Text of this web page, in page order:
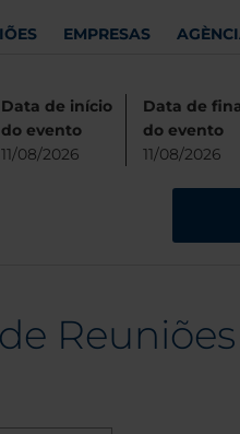
EMPRESAS
Data de início
do evento
11/08/2026
Data de
do evento
11/08/2026